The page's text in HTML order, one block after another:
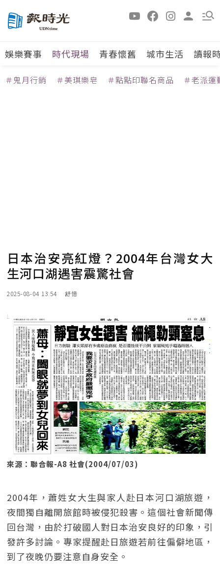
娛樂賽事 時代現場 青春懷舊 城市生活 讀報
＃鬼月行銷 ＃美琪樂皂 ＃點點印聯名商品 ＃老派運
日本治安亮紅燈？2004年台灣女大
生河口湖遇害震驚社會
2025-08-04 13:54 舒憶
來源：聯合報-A8 社會(2004/07/03)
2004年，蕭姓女大生與家人赴日本河口湖旅遊，
夜間獨自離開旅館時被侵犯殺害。這個社會新聞傳
回台灣，由於打破國人對日本治安良好的印象，引
發許多討論。專家提醒赴日旅遊若前往偏僻地區，
到了夜晚仍要注意自身安全。